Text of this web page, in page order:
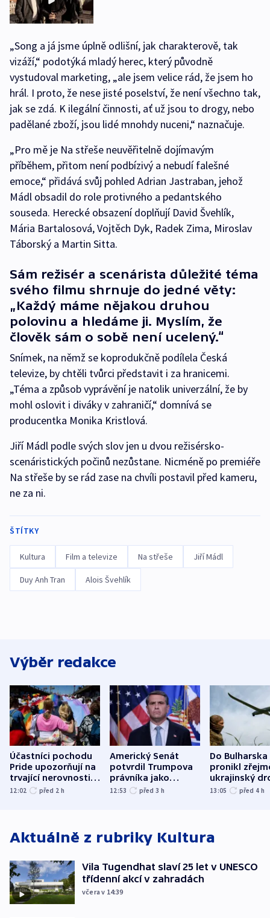
„Song a já jsme úplně odlišní, jak charakterově, tak
vizáží,“ podotýká mladý herec, který původně
vystudoval marketing, „ale jsem velice rád, že jsem ho
hrál. I proto, že nese jisté poselství, že není všechno tak,
jak se zdá. K ilegální činnosti, ať už jsou to drogy, nebo
padělané zboží, jsou lidé mnohdy nuceni,“ naznačuje.
„Pro mě je Na střeše neuvěřitelně dojímavým
příběhem, přitom není podbízivý a nebudí falešné
emoce,“ přidává svůj pohled Adrian Jastraban, jehož
Mádl obsadil do role protivného a pedantského
souseda. Herecké obsazení doplňují David Švehlík,
Mária Bartalosová, Vojtěch Dyk, Radek Zima, Miroslav
Táborský a Martin Sitta.
Sám režisér a scenárista důležité téma
svého filmu shrnuje do jedné věty:
„Každý máme nějakou druhou
polovinu a hledáme ji. Myslím, že
člověk sám o sobě není ucelený.“
Snímek, na němž se koprodukčně podílela Česká
televize, by chtěli tvůrci představit i za hranicemi.
„Téma a způsob vyprávění je natolik univerzální, že by
mohl oslovit i diváky v zahraničí,“ domnívá se
producentka Monika Kristlová.
Jiří Mádl podle svých slov jen u dvou režisérsko-
scenáristických počinů nezůstane. Nicméně po premiéře
Na střeše by se rád zase na chvíli postavil před kameru,
ne za ni.
ŠTÍTKY
Kultura Film a televize Na střeše Jiří Mádl
Duy Anh Tran Alois Švehlík
Výběr redakce
Účastníci pochodu
Pride upozorňují na
trvající nerovnosti i
společenskou
12:02 před 2 h
Americký Senát
potvrdil Trumpova
právníka jako
ministra
12:53 před 3 h
Do Bulharska
pronikl
ukrajinský
explodoval
13:05 před 4 h
Aktuálně z rubriky Kultura
Vila Tugendhat slaví 25 let v UNESCO
třídenní akcí v zahradách
včera v 14:39